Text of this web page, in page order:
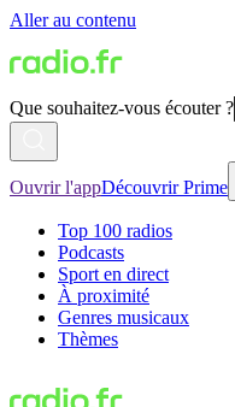
Aller au contenu
Que souhaitez-vous écouter ?
Ouvrir l'appDécouvrir Prime
Top 100 radios
Podcasts
Sport en direct
À proximité
Genres musicaux
Thèmes